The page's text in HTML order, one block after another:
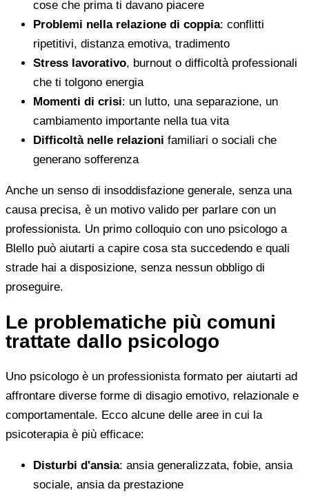
cose che prima ti davano piacere
Problemi nella relazione di coppia: conflitti
ripetitivi, distanza emotiva, tradimento
Stress lavorativo, burnout o difficoltà professionali
che ti tolgono energia
Momenti di crisi: un lutto, una separazione, un
cambiamento importante nella tua vita
Difficoltà nelle relazioni familiari o sociali che
generano sofferenza
Anche un senso di insoddisfazione generale, senza una
causa precisa, è un motivo valido per parlare con un
professionista. Un primo colloquio con uno psicologo a
Blello può aiutarti a capire cosa sta succedendo e quali
strade hai a disposizione, senza nessun obbligo di
proseguire.
Le problematiche più comuni
trattate dallo psicologo
Uno psicologo è un professionista formato per aiutarti ad
affrontare diverse forme di disagio emotivo, relazionale e
comportamentale. Ecco alcune delle aree in cui la
psicoterapia è più efficace:
Disturbi d'ansia: ansia generalizzata, fobie, ansia
sociale, ansia da prestazione